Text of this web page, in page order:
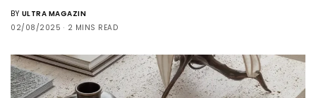
BY ULTRA MAGAZIN
02/08/2025
2 MINS READ